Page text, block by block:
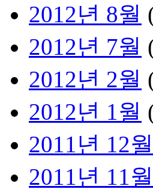
2012년 8월
2012년 7월
2012년 2월
2012년 1월
2011년 12월
2011년 11월